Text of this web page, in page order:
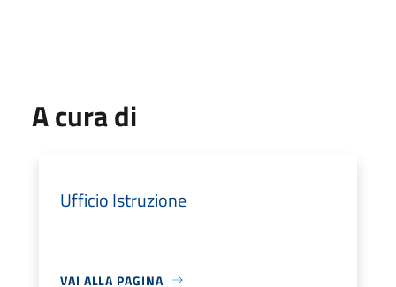
A cura di
Ufficio Istruzione
VAI ALLA PAGINA